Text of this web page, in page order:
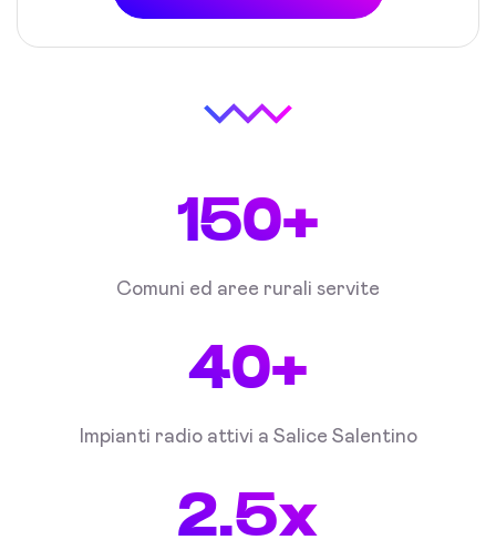
150+
Comuni ed aree rurali servite
40+
Impianti radio attivi a Salice Salentino
2.5x